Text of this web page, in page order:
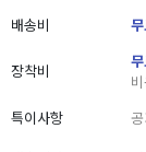
배송비
장착비
특이사항